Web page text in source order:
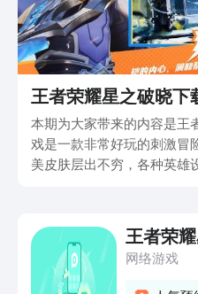
王者荣耀星之破晓下
本期为大家带来的内容是王
戏是一款非常好玩的刺激冒
美皮肤层出不穷，各种英雄
王者荣
网络游戏